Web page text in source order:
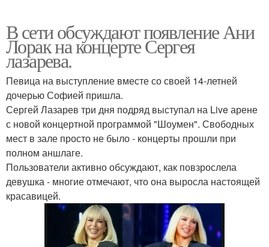
В сети обсуждают появление Ани
Лорак на концерте Сергея
лазарева.
Певица на выступление вместе со своей 14-летней
дочерью Софией пришла.
Сергей Лазарев три дня подряд выступал на Live арене
с новой концертной программой "Шоумен". Свободных
мест в зале просто не было - концерты прошли при
полном аншлаге.
Пользователи активно обсуждают, как повзрослела
девушка - многие отмечают, что она выросла настоящей
красавицей.